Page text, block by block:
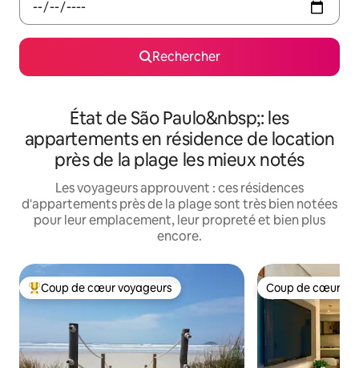
Rechercher
État de São Paulo&nbsp;: les
appartements en résidence de location
près de la plage les mieux notés
Les voyageurs approuvent : ces résidences
d'appartements près de la plage sont très bien notées
pour leur emplacement, leur propreté et bien plus
encore.
Coups de cœur voyageurs les plus appréciés
Coup de cœur voyageurs Coup de cœur
Coup de cœur